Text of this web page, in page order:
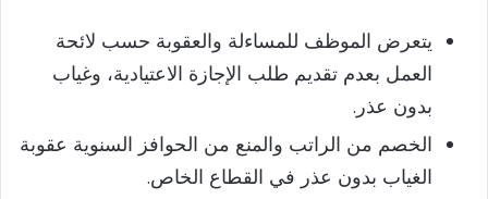
يتعرض الموظف للمساءلة والعقوبة حسب لائحة
العمل بعدم تقديم طلب الإجازة الاعتيادية، وغياب
بدون عذر.
الخصم من الراتب والمنع من الحوافز السنوية عقوبة
الغياب بدون عذر في القطاع الخاص.